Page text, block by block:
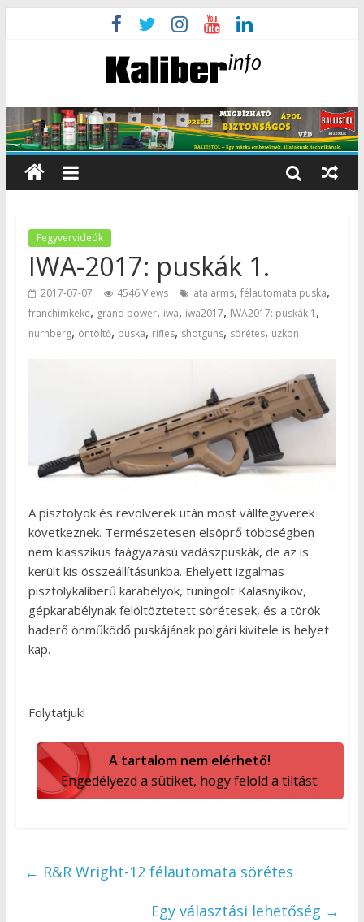
Fegyvervideók
IWA-2017: puskák 1.
2017-07-07 4546 Views ata arms, félautomata puska,
franchimkeke, grand power, iwa, iwa2017, IWA2017: puskák 1 ,
nurnberg, öntöltő, puska, rifles, shotguns, sörétes, uzkon
A pisztolyok és revolverek után most vállfegyverek
következnek. Természetesen elsöprő többségben
nem klasszikus faágyazású vadászpuskák, de az is
került kis összeállításunkba. Ehelyett izgalmas
pisztolykaliberű karabélyok, tuningolt Kalasnyikov,
gépkarabélynak felöltöztetett sörétesek, és a török
haderő önműködő puskájának polgári kivitele is helyet
kap.
Folytatjuk!
A tartalom nem elérhető!
Engedélyezd a sütiket, hogy felold a tiltást.
← R&R Wright-12 félautomata sörétes
Egy választási lehetőség →